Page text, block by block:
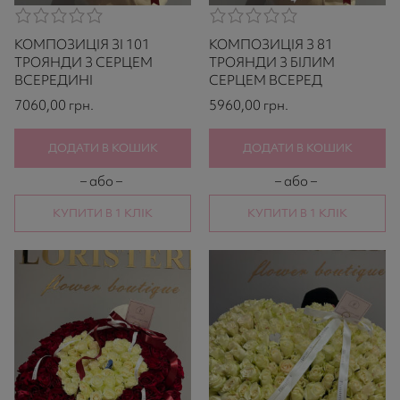
0,0
rating
based
on
521
КОМПОЗИЦІЯ ЗІ 101
ТРОЯНДИ З СЕРЦЕМ
ВСЕРЕДИНІ
7060,00 грн.
– або –
КУПИТИ В 1 КЛІК
ДОДАТИ В КОШИК
0,0
rating
based
on
521
ratings
КОМПОЗИЦІЯ З 81
ТРОЯНДИ З БІЛИМ
СЕРЦЕМ ВСЕРЕД
5960,00 грн.
– або –
КУПИТИ В 1 КЛІК
ДОДАТИ В КОШИК